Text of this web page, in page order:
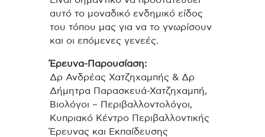
αυτό το μοναδικό ενδημικό είδος
του τόπου μας για να το γνωρίσουν
και οι επόμενες γενεές.
Έρευνα-Παρουσίαση:
Δρ Ανδρέας Χατζηχαμπής & Δρ
Δήμητρα Παρασκευά-Χατζηχαμπή,
Βιολόγοι – Περιβαλλοντολόγοι,
Κυπριακό Κέντρο Περιβαλλοντικής
Έρευνας και Εκπαίδευσης